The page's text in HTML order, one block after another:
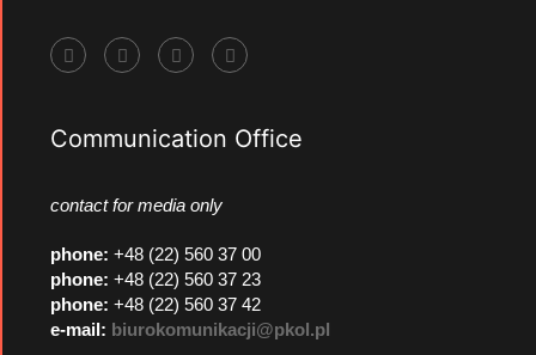
Communication Office
contact for media only
phone: +48 (22) 560 37 00
phone: +48 (22) 560 37 23
phone: +48 (22) 560 37 42
e-mail: biurokomunikacji@pkol.pl